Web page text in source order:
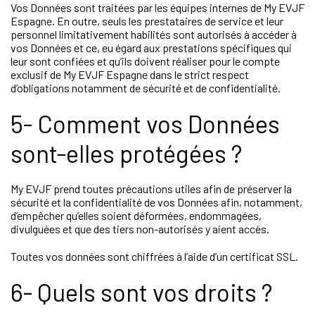
Vos Données sont traitées par les équipes internes de My EVJF
Espagne. En outre, seuls les prestataires de service et leur
personnel limitativement habilités sont autorisés à accéder à
vos Données et ce, eu égard aux prestations spécifiques qui
leur sont confiées et qu’ils doivent réaliser pour le compte
exclusif de My EVJF Espagne dans le strict respect
d’obligations notamment de sécurité et de confidentialité.
5- Comment vos Données
sont-elles protégées ?
My EVJF prend toutes précautions utiles afin de préserver la
sécurité et la confidentialité de vos Données afin, notamment,
d’empêcher qu’elles soient déformées, endommagées,
divulguées et que des tiers non-autorisés y aient accès.
Toutes vos données sont chiffrées à l’aide d’un certificat SSL.
6- Quels sont vos droits ?